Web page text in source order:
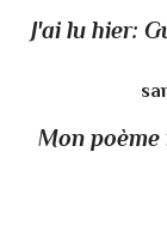
J'ai lu hier:
Mon